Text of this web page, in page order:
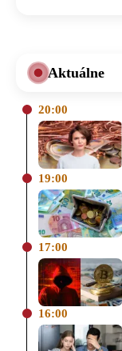
Aktuálne
20:00
19:00
17:00
16:00